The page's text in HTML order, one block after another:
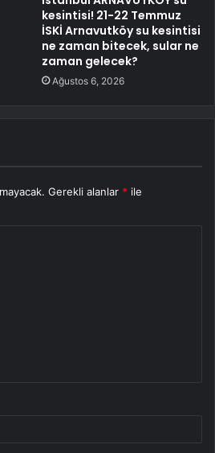
kesintisi! 21-22 Temmuz
İSKİ Arnavutköy su kesintisi
ne zaman bitecek, sular ne
zaman gelecek?
Ağustos 6, 2026
Gerekli alanlar * ile